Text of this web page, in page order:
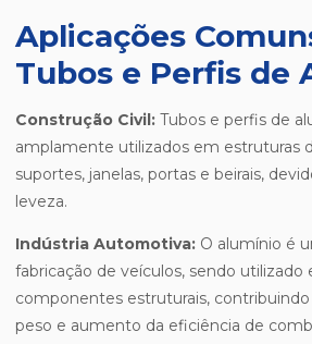
Aplicações
Tubos e Perfis de
Construção Civil: Tubos e perfis de
amplamente utilizados em estruturas
suportes, janelas, portas e beirais,
leveza.
Indústria Automotiva: O alumínio é
fabricação de veículos, sendo utilizado
componentes estruturais, contribuindo
peso e aumento da eficiência de